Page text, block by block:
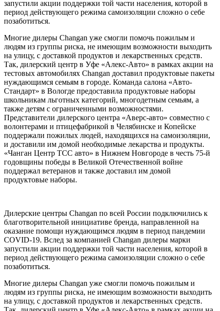
запустили акции поддержки той части населения, которой в
период действующего режима самоизоляции сложно о себе
позаботиться.
Многие дилеры Changan уже смогли помочь пожилым и
людям из группы риска, не имеющим возможности выходить
на улицу, с доставкой продуктов и лекарственных средств.
Так, дилерский центр в Уфе «Алекс-Авто» в рамках акции на
тестовых автомобилях Changan доставил продуктовые пакеты
нуждающимся семьям в городе. Команда салона «Авто-
Стандарт» в Вологде предоставила продуктовые наборы
школьникам льготных категорий, многодетным семьям, а
также детям с ограниченными возможностями.
Представители дилерского центра «Аверс-авто» совместно с
волонтерами и птицефабрикой в Челябинске и Копейске
поддержали пожилых людей, находящихся на самоизоляции,
и доставили им домой необходимые лекарства и продукты.
«Чанган Центр ТСС авто» в Нижнем Новгороде в честь 75-й
годовщины победы в Великой Отечественной войне
поддержал ветеранов и также доставил им домой
продуктовые наборы.
Дилерские центры Changan по всей России подключились к
благотворительной инициативе бренда, направленной на
оказание помощи нуждающимся людям в период пандемии
COVID-19. Вслед за компанией Changan дилеры марки
запустили акции поддержки той части населения, которой в
период действующего режима самоизоляции сложно о себе
позаботиться.
Многие дилеры Changan уже смогли помочь пожилым и
людям из группы риска, не имеющим возможности выходить
на улицу, с доставкой продуктов и лекарственных средств.